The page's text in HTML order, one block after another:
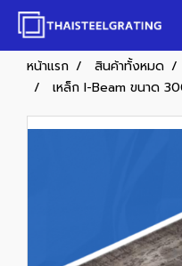
หน้าแรก สินค้าทั้งหมด
เหล็ก I-Beam ขนาด